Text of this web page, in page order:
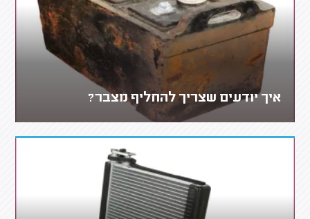
איך יודעים שצריך להחליף מצבר?